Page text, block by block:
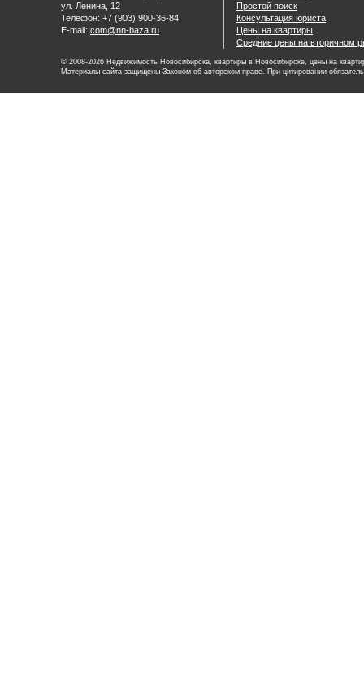
ул. Ленина, 12
Телефон: +7 (903) 900-36-84
E-mail: com@nn-baza.ru
Простой поиск
Консультация юриста
Цены на квартиры
Средние цены на вторичном
© 2008-2026 Недвижимость Новосибирска, квартиры в Новосибирске, цены на
Материалы сайта защищены Законом об авторском праве. При цитировании